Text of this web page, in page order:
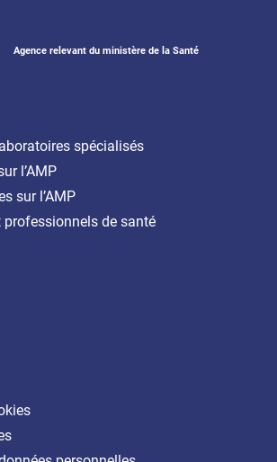
Agence relevant du ministère de la Santé
spécialisés
l’AMP
sur l’AMP
de santé